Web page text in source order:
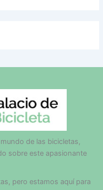
de las bicicletas,
sobre este apasionante
pero estamos aquí para